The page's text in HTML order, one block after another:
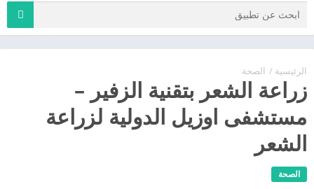
الرئيسية / الصحة
زراعة الشعر بتقنية الزفير –
مستشفى اوزيل الدولية لزراعة
الشعر
الصحة